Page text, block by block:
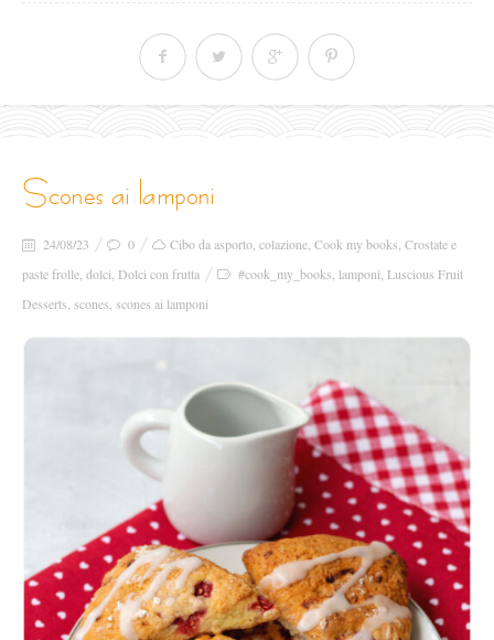
scones ai lamponi
24/08/23 0 Cibo da asporto colazione Cook my books Crostate e
paste frolle dolci Dolci con frutta #cook_my_books lamponi Luscious Fruit
Desserts scones scones ai lamponi